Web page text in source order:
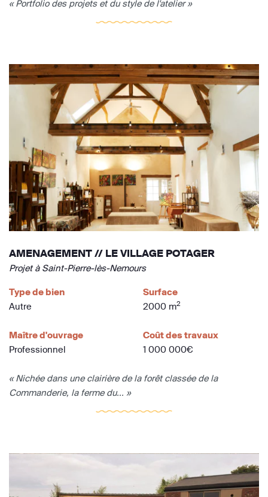
« Portfolio des projets et du style de l'atelier »
AMENAGEMENT // LE VILLAGE POTAGER
Projet à Saint-Pierre-lès-Nemours
Type de bien
Autre
Surface
2000 m2
Maître d'ouvrage
Professionnel
Coût des travaux
1 000 000€
« Nichée dans une clairière de la forêt classée de la
Commanderie, la ferme du... »